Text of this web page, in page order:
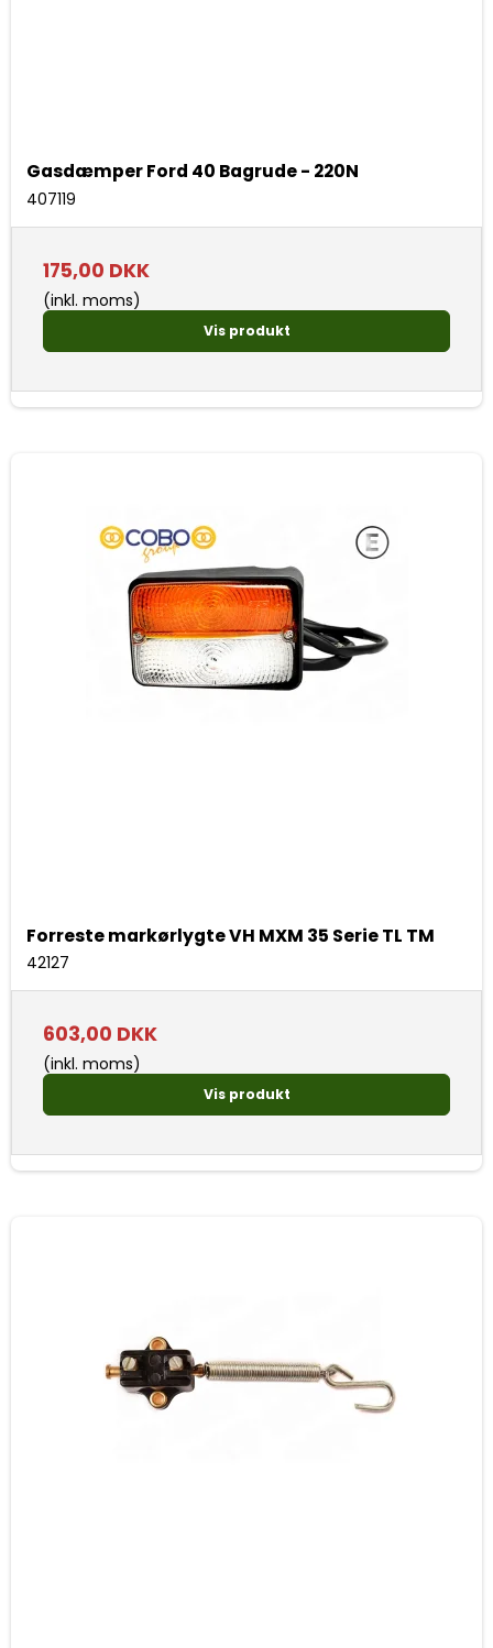
Gasdæmper Ford 40 Bagrude - 220N
407119
175,00 DKK
(inkl. moms)
Vis produkt
Forreste markørlygte VH MXM 35 Serie TL TM
42127
603,00 DKK
(inkl. moms)
Vis produkt